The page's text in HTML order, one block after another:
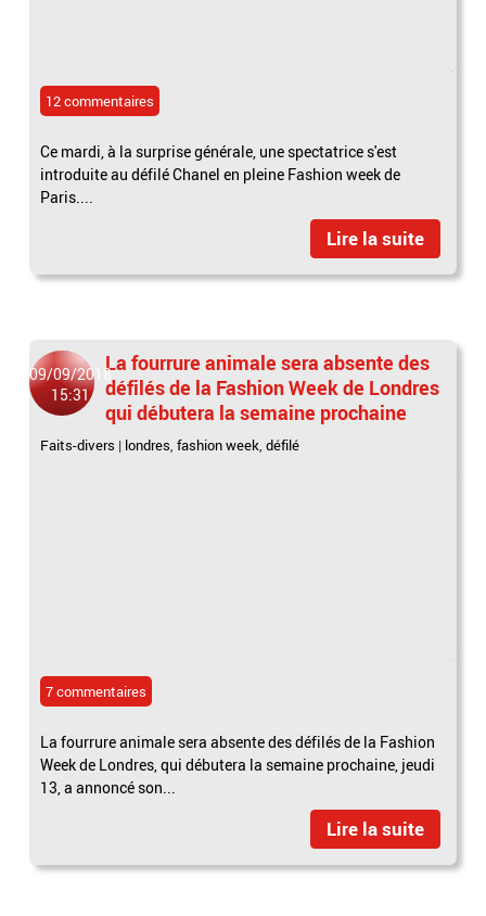
12 commentaires
Ce mardi, à la surprise générale, une spectatrice s'est
introduite au défilé Chanel en pleine Fashion week de
Paris....
Lire la suite
09/09/2018
15:31
La fourrure animale sera absente des
défilés de la Fashion Week de Londres
qui débutera la semaine prochaine
Faits-divers | londres,fashion week,défilé
7 commentaires
La fourrure animale sera absente des défilés de la Fashion
Week de Londres, qui débutera la semaine prochaine, jeudi
13, a annoncé son...
Lire la suite